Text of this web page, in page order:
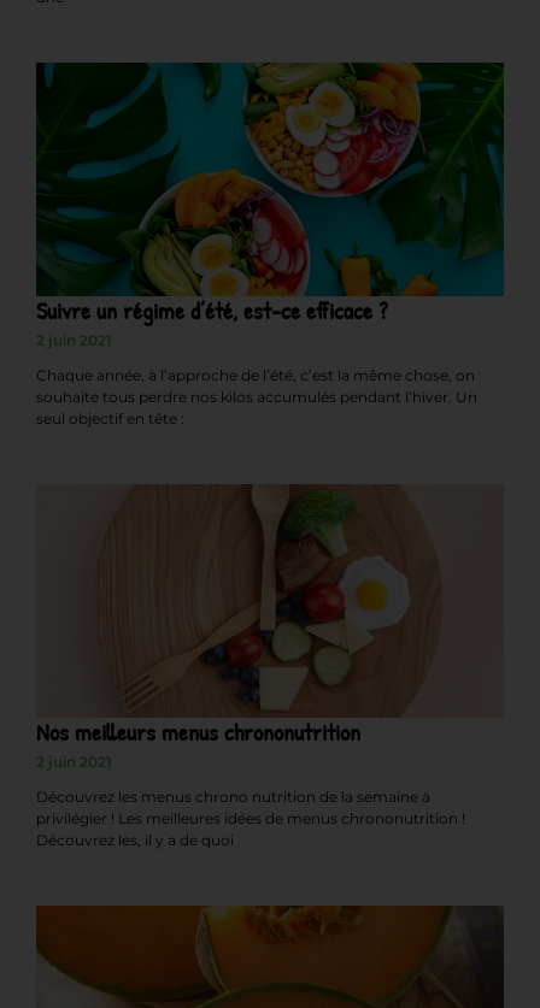
Suivre un régime d’été, est-ce efficace ?
2 juin 2021
Chaque année, à l’approche de l’été, c’est la même chose, on
souhaite tous perdre nos kilos accumulés pendant l’hiver. Un
seul objectif en tête :
Nos meilleurs menus chrononutrition
2 juin 2021
Découvrez les menus chrono nutrition de la semaine à
privilégier ! Les meilleures idées de menus chrononutrition !
Découvrez les, il y a de quoi